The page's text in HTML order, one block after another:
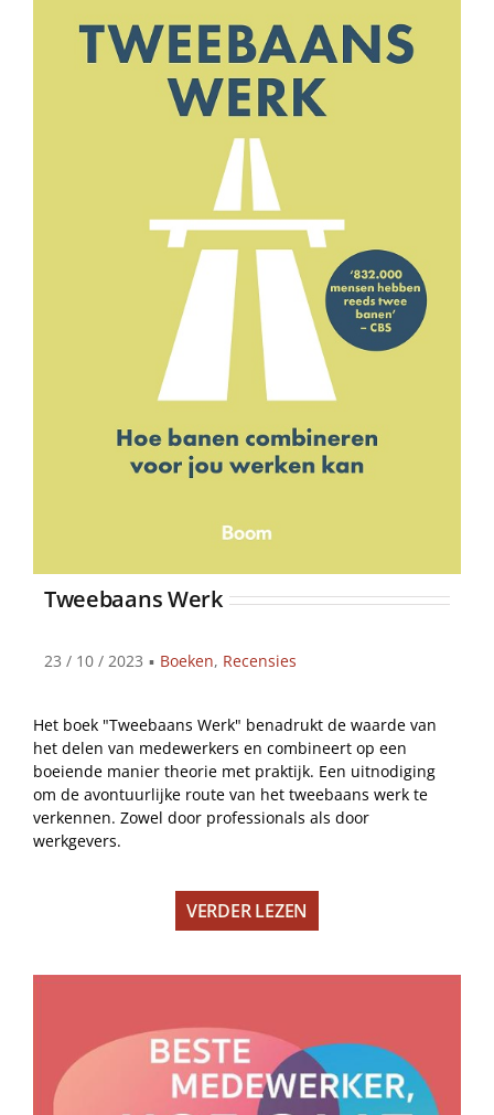
Tweebaans Werk
23 / 10 / 2023 ▪ Boeken, Recensies
Het boek "Tweebaans Werk" benadrukt de waarde van
het delen van medewerkers en combineert op een
boeiende manier theorie met praktijk. Een uitnodiging
om de avontuurlijke route van het tweebaans werk te
verkennen. Zowel door professionals als door
werkgevers.
VERDER LEZEN